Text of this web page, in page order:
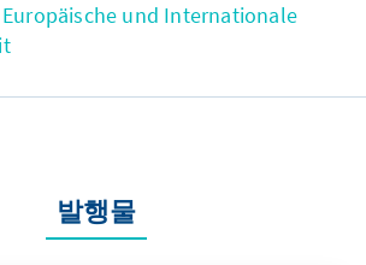
und Internationale
발행물